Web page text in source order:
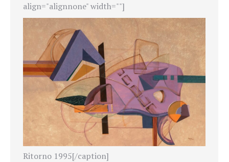
align="alignnone" width=""]
Ritorno 1995[/caption]